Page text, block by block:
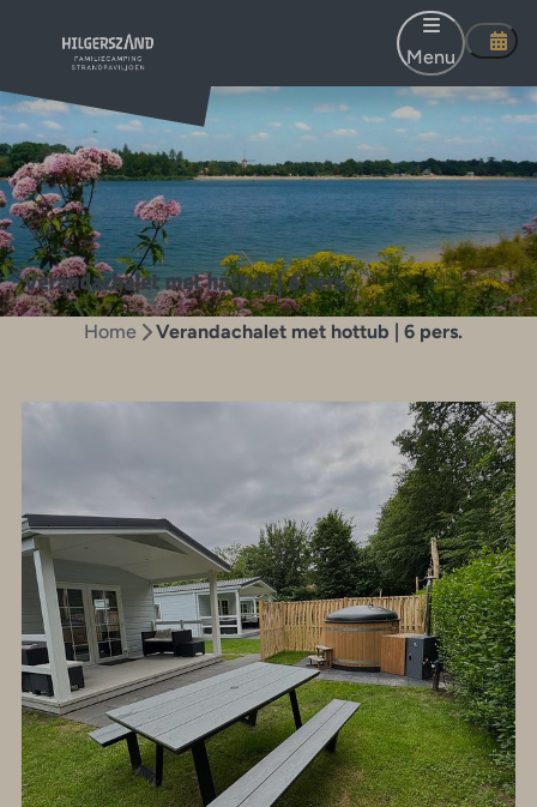
Menu
Verandachalet met hottub | 6 pers.
Home Verandachalet met hottub | 6 pers.